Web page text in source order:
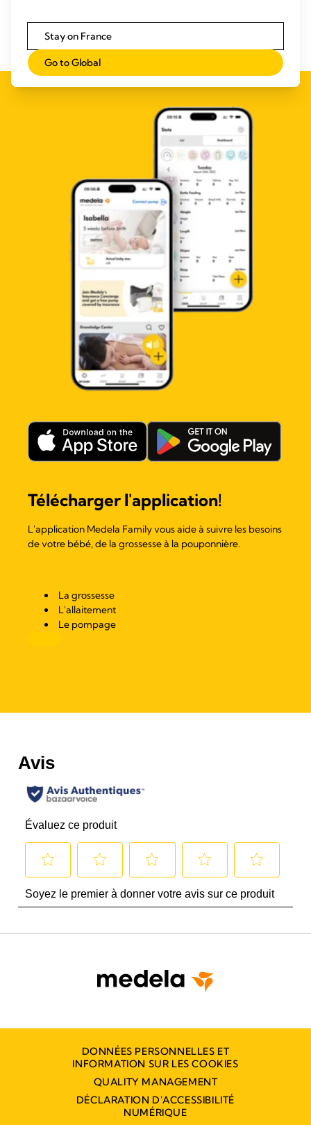
Télécharger l'application!
L'application Medela Family vous aide à suivre les besoins
de votre bébé, de la grossesse à la pouponnière.
La grossesse
L'allaitement
Le pompage
DONNÉES PERSONNELLES ET
INFORMATION SUR LES COOKIES
QUALITY MANAGEMENT
DÉCLARATION D'ACCESSIBILITÉ
NUMÉRIQUE
Stay on France
Go to Global